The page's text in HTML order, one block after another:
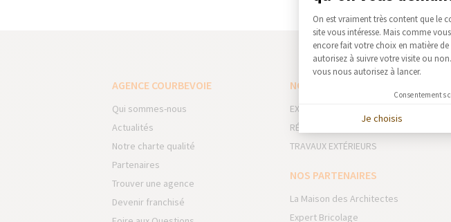
AGENCE COURBEVOIE
Qui sommes-nous
Actualités
Notre charte qualité
Partenaires
Trouver une agence
Devenir franchisé
NOS DOMAINES D’INTERVENTION
EXTENSION
RÉNOVATION INTÉRIEURE
TRAVAUX EXTÉRIEURS
NOS PARTENAIRES
La Maison des Architectes
Expert Bricolage
Plateforme de
On est vraiment très content que le
site vous intéresse. Mais comme
encore fait votre choix en matière
autorisez à suivre votre visite ou
vous nous autorisez à lancer.
Consentements
Je choisis